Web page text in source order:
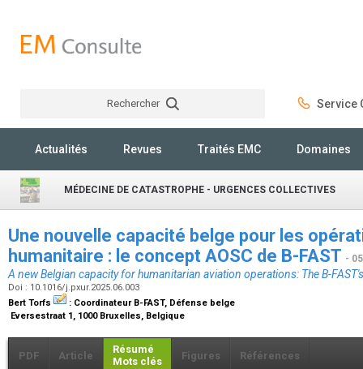
Rechercher Service
Actualités Revues Traités EMC Domaines
MÉDECINE DE CATASTROPHE - URGENCES COLLECTIVES
Une nouvelle capacité belge pour les
humanitaire : le concept AOSC de B-FAST -
A new Belgian capacity for humanitarian aviation operations: The B-
Doi : 10.1016/j.pxur.2025.06.003
Bert Torfs
: Coordinateur B-FAST, Défense belge
Eversestraat 1, 1000 Bruxelles, Belgique
PDF Article
Résumé
Mots clés
Figures Références